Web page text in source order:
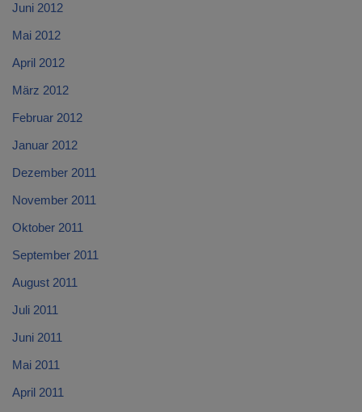
Juni 2012
Mai 2012
April 2012
März 2012
Februar 2012
Januar 2012
Dezember 2011
November 2011
Oktober 2011
September 2011
August 2011
Juli 2011
Juni 2011
Mai 2011
April 2011